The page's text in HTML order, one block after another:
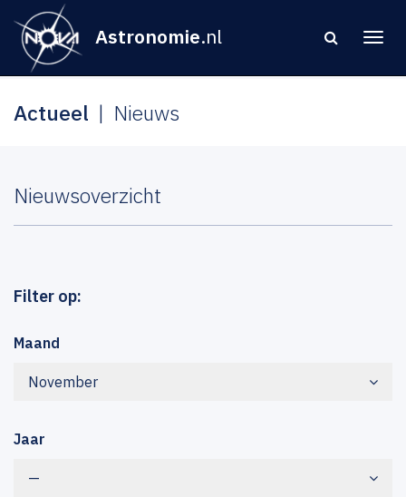
Astronomie.nl
Actueel Nieuws
Nieuwsoverzicht
Filter op:
Maand
November
Jaar
—